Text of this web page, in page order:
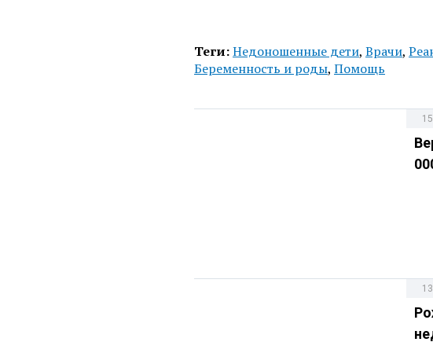
Теги:Недоношенные дети, Врачи,
Беременность и роды, Помощь